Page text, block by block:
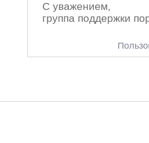
С уважением,
группа поддержки